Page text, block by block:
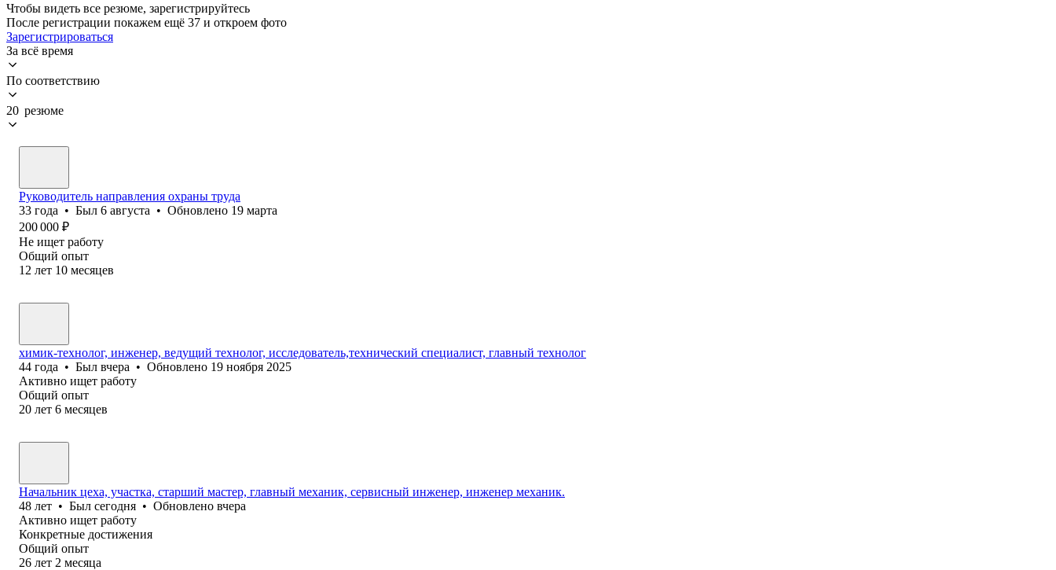
Чтобы видеть все резюме, зарегистрируйтесь
После регистрации покажем ещё 37 и откроем фото
Зарегистрироваться
За всё время
По соответствию
20 резюме
Руководитель направления охраны труда
33 года • Был 6 августа • Обновлено 19 марта
200 000 ₽
Не ищет работу
Общий опыт
12 лет 10 месяцев
химик-технолог, инженер, ведущий технолог, исследователь,технический специалист, главный технолог
44 года • Был вчера • Обновлено 19 ноября 2025
Активно ищет работу
Общий опыт
20 лет 6 месяцев
Начальник цеха, участка, старший мастер, главный механик, сервисный инженер, инженер механик.
48 лет • Был сегодня • Обновлено вчера
Активно ищет работу
Конкретные достижения
Общий опыт
26 лет 2 месяца